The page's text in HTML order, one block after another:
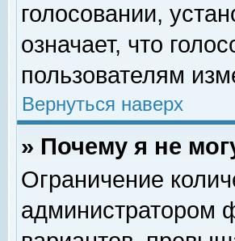
голосовании,
означает, что
пользователям
Вернуться наверх
» Почему я не
Ограничение
администратором